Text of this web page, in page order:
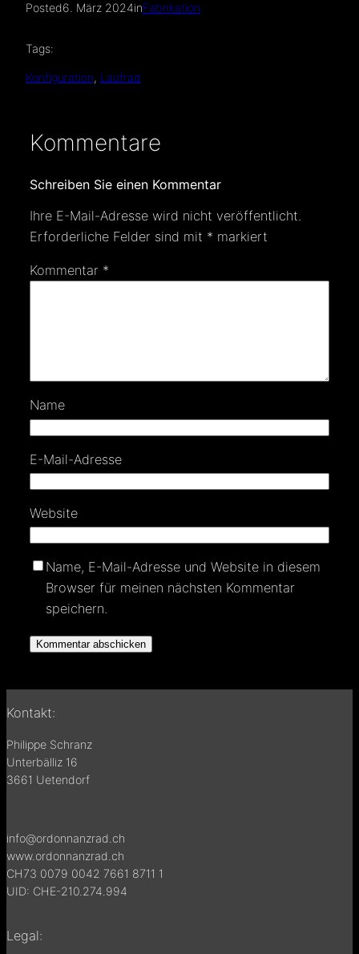
Posted6. März 2024inFabrikation
Tags:
Konfiguration, Laufrad
Kommentare
Schreiben Sie einen Kommentar
Ihre E-Mail-Adresse wird nicht veröffentlicht.
Erforderliche Felder sind mit * markiert
Kommentar *
Name
E-Mail-Adresse
Website
Name, E-Mail-Adresse und Website in diesem
Browser für meinen nächsten Kommentar
speichern.
Kontakt:
Philippe Schranz
Unterbälliz 16
3661 Uetendorf
info@ordonnanzrad.ch
www.ordonnanzrad.ch
CH73 0079 0042 7661 8711 1
UID: CHE-210.274.994
Legal: